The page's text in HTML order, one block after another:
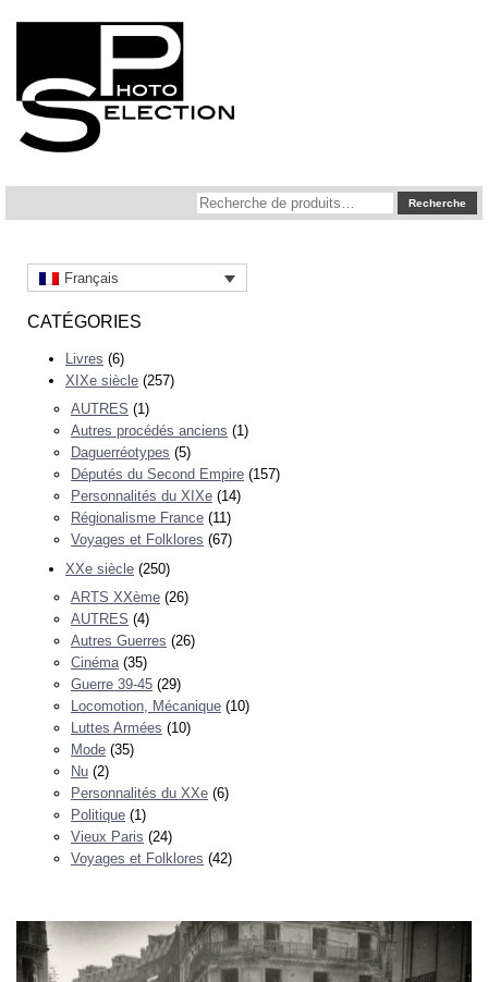
Recherche
pour :
Recherche
Français
CATÉGORIES
Livres (6)
XIXe siècle (257)
AUTRES (1)
Autres procédés anciens (1)
Daguerréotypes (5)
Députés du Second Empire (157)
Personnalités du XIXe (14)
Régionalisme France (11)
Voyages et Folklores (67)
XXe siècle (250)
ARTS XXème (26)
AUTRES (4)
Autres Guerres (26)
Cinéma (35)
Guerre 39-45 (29)
Locomotion, Mécanique (10)
Luttes Armées (10)
Mode (35)
Nu (2)
Personnalités du XXe (6)
Politique (1)
Vieux Paris (24)
Voyages et Folklores (42)